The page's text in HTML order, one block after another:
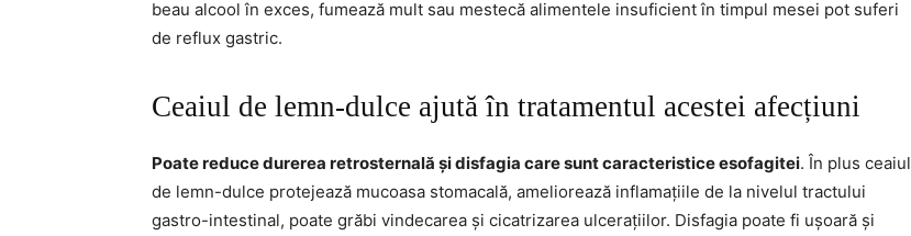
beau alcool în exces, fumează mult sau mestecă alimentele insuficient în timpul mesei pot suferi
de reflux gastric.
Ceaiul de lemn-dulce ajută în tratamentul acestei afecțiuni
Poate reduce durerea retrosternală și disfagia care sunt caracteristice esofagitei. În plus ceaiul
de lemn-dulce protejează mucoasa stomacală, ameliorează inflamațiile de la nivelul tractului
gastro-intestinal, poate grăbi vindecarea și cicatrizarea ulcerațiilor. Disfagia poate fi ușoară și